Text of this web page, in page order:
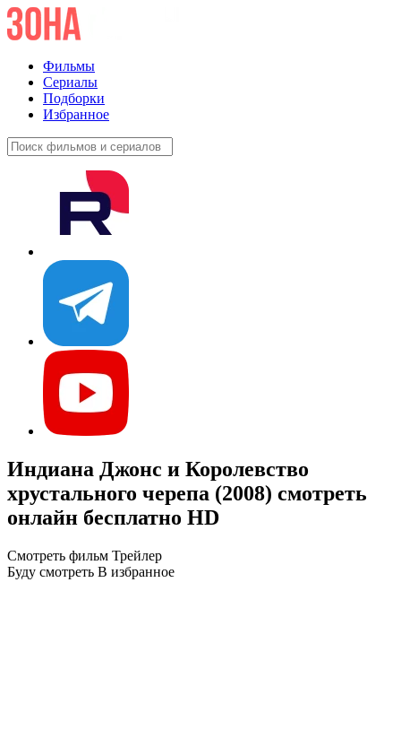
Фильмы
Сериалы
Подборки
Избранное
Индиана Джонс и Королевство
хрустального черепа (2008) смотреть
онлайн бесплатно HD
Смотреть фильм Трейлер
Буду смотреть В избранное